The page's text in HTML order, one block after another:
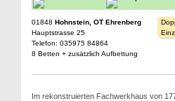
01848 Hohnstein, OT Ehrenberg
Hauptstrasse 25
Telefon: 035975 84864
8 Betten + zusätzlich Aufbettung
Im rekonstruierten Fachwerkhaus von